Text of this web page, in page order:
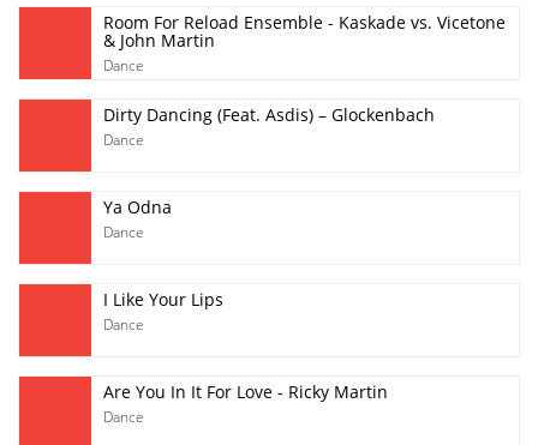
Room For Reload Ensemble - Kaskade vs. Vicetone
& John Martin
Dance
Dirty Dancing (Feat. Asdis) – Glockenbach
Dance
Ya Odna
Dance
I Like Your Lips
Dance
Are You In It For Love - Ricky Martin
Dance